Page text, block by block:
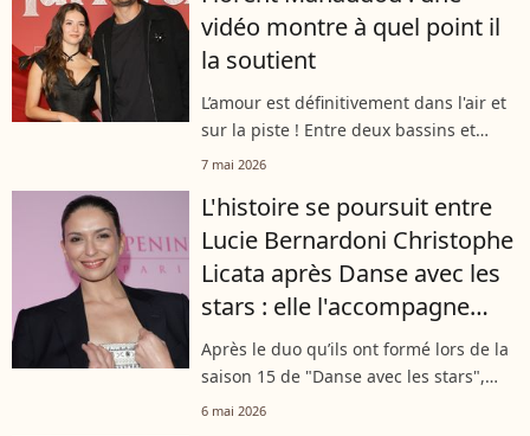
vidéo montre à quel point il
la soutient
L’amour est définitivement dans l'air et
sur la piste ! Entre deux bassins et
quelques pas de samba, Florent
plus, prouvant que leur duo est aussi...
7 mai 2026
L'histoire se poursuit entre
Lucie Bernardoni Christophe
Licata après Danse avec les
stars : elle l'accompagne
dans une nouvelle aventure
Après le duo qu’ils ont formé lors de la
saison 15 de "Danse avec les stars",
Lucie Bernardoni a fait savoir en story
6 mai 2026